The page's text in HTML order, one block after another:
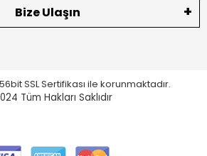
Bize Ulaşın
SSL Sertifikası ile korunmaktadır.
Tüm Hakları Saklıdır